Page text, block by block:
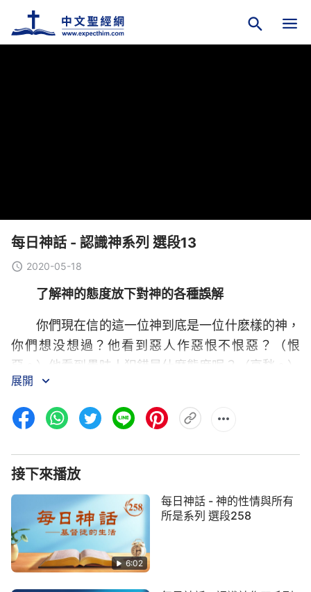
每日神話 - 認識神系列 選段13
2020-05-18
了解神的態度放下對神的各種誤解
你們現在信的這一位神到底是一位什麽樣的神，
你們想没想過？他看到惡人作惡恨不恨惡？（恨
惡。）他看到愚昧人犯錯是什麽態度呢？（哀愁。）
看到人偷吃他的祭物，他是什麽態度啊？（恨惡。）
這個都很清楚，是吧！看到人信神稀裏糊塗、絲毫不
追求
真理，神是什麽態度？這個你們不太清楚，是
神，在人心裏認為這個應該不是什麽大錯。那你説神
麽態度？就是神輕看這樣的人，蔑視這樣的人！對于
這樣的人神采取冷處理的方式，這個方式就是擱置
——不作任何的工作，包括開啓光照、責打管教等
等，這類人在神的作工中不算數。對于觸怒他性情、
觸犯他行政的人，神是什麽態度？極度地厭憎！觸怒
展開
接下來播放
6:02
每日神話 - 神的性情與所有
所是系列 選段258